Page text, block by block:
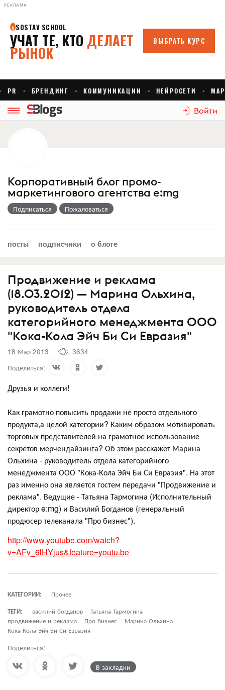
РЕКЛАМА
Войти
Корпоративный блог промо-
маркетингового агентства e:mg
Подписаться Пожаловаться
посты подписчики о блоге
Продвижение и реклама
(18.03.2012) — Марина Ольхина,
руководитель отдела
категорийного менеджмента ООО
"Кока-Кола Эйч Би Си Евразия"
18 Мар 2013
3634
Поделиться:
Друзья и коллеги!
Как грамотно повысить продажи не просто отдельного
продукта,а целой категории? Каким образом мотивировать
торговых представителей на грамотное использование
секретов мерчендайзинга? Об этом расскажет Марина
Ольхина - руководитель отдела категорийного
менеджмента ООО "Кока-Кола Эйч Би Си Евразия". На этот
раз именно она является гостем передачи "Продвижение и
реклама". Ведущие - Татьяна Тармогина (Исполнительный
директор e:mg) и Василий Богданов (генеральный
продюсер телеканала "Про бизнес").
http://www.youtube.com/watch?
v=AFv_6lHYjus&feature=youtu.be
КАТЕГОРИИ:
Прочее
ТЕГИ:
василий богданов
Татьяна Тармогина
продвижение и реклама
Про бизнес
Марина Ольхина
Кока-Кола Эйч Би Си Евразия
Поделиться:
В закладки